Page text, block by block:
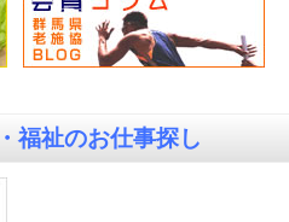
福祉のお仕事探し